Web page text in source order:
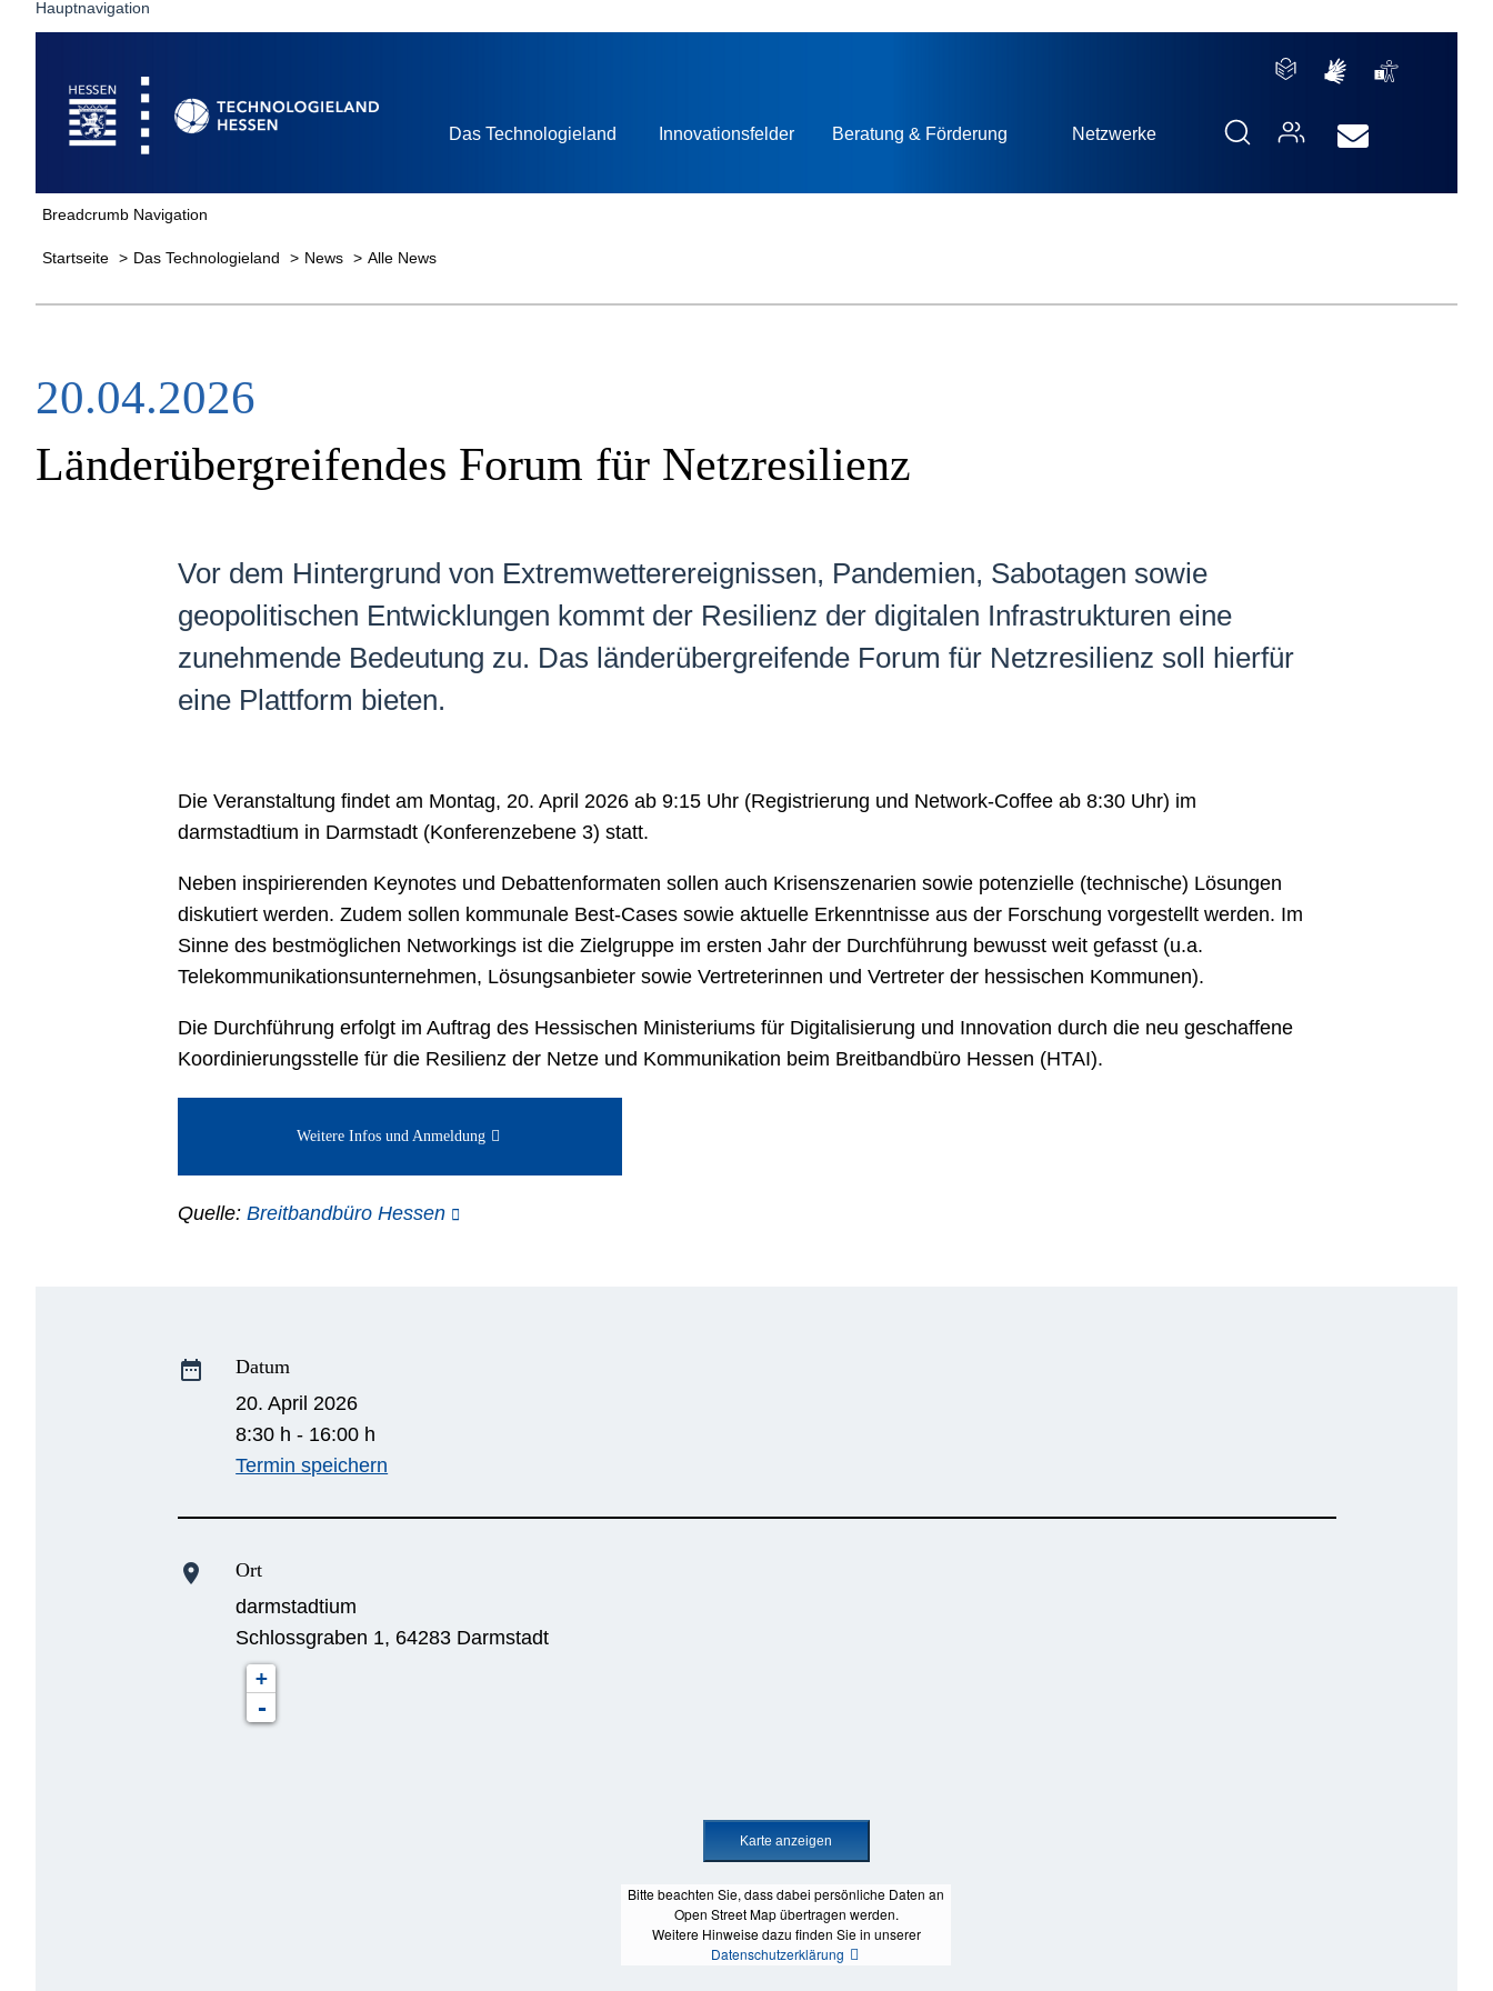
Hauptnavigation
Startseite
Das Technologieland Innovationsfelder Beratung & Förderung Netzwerke
Breadcrumb Navigation
Startseite Das Technologieland News Alle News
20.04.2026
Länderübergreifendes Forum für Netzresilienz
Vor dem Hintergrund von Extremwetterereignissen, Pandemien, Sabotagen sowie
geopolitischen Entwicklungen kommt der Resilienz der digitalen Infrastrukturen eine
zunehmende Bedeutung zu. Das länderübergreifende Forum für Netzresilienz soll hierfür
eine Plattform bieten.
Die Veranstaltung findet am Montag, 20. April 2026 ab 9:15 Uhr (Registrierung und Network-Coffee ab 8:30 Uhr) im
darmstadtium in Darmstadt (Konferenzebene 3) statt.
Neben inspirierenden Keynotes und Debattenformaten sollen auch Krisenszenarien sowie potenzielle (technische) Lösungen
diskutiert werden. Zudem sollen kommunale Best-Cases sowie aktuelle Erkenntnisse aus der Forschung vorgestellt werden. Im
Sinne des bestmöglichen Networkings ist die Zielgruppe im ersten Jahr der Durchführung bewusst weit gefasst (u.a.
Telekommunikationsunternehmen, Lösungsanbieter sowie Vertreterinnen und Vertreter der hessischen Kommunen).
Die Durchführung erfolgt im Auftrag des Hessischen Ministeriums für Digitalisierung und Innovation durch die neu geschaffene
Koordinierungsstelle für die Resilienz der Netze und Kommunikation beim Breitbandbüro Hessen (HTAI).
Weitere Infos und Anmeldung
Quelle: Breitbandbüro Hessen
date_range
Datum
20. April 2026
8:30 h - 16:00 h
Termin speichern
location_on
Ort
darmstadtium
Schlossgraben 1, 64283 Darmstadt
Bitte beachten Sie, dass dabei persönliche Daten an
Open Street Map übertragen werden.
Weitere Hinweise dazu finden Sie in unserer
Datenschutzerklärung
+
-